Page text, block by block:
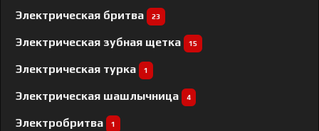
Электрическая бритва 23
Электрическая зубная щетка 15
Электрическая турка 1
Электрическая шашлычница 4
Электробритва 1